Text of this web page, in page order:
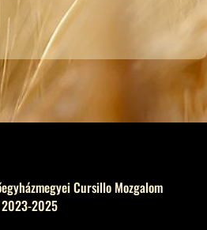
Cursillo Mozgalom
2023-2025